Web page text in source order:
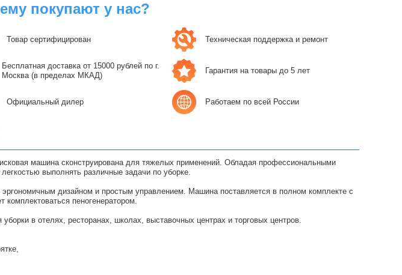
покупают у нас?
Товар сертифицирован Техническая поддержка и ремонт
Бесплатная доставка от 15000 рублей по г.
Москва (в пределах МКАД)
Гарантия на товары до 5 лет
Официальный дилер Работаем по всей России
машина сконструирована для тяжелых применений. Обладая профессиональными
выполнять различные задачи по уборке.
дизайном и простым управлением. Машина поставляется в полном комплекте с
пеногенератором.
в отелях, ресторанах, школах, выставочных центрах и торговых центров.